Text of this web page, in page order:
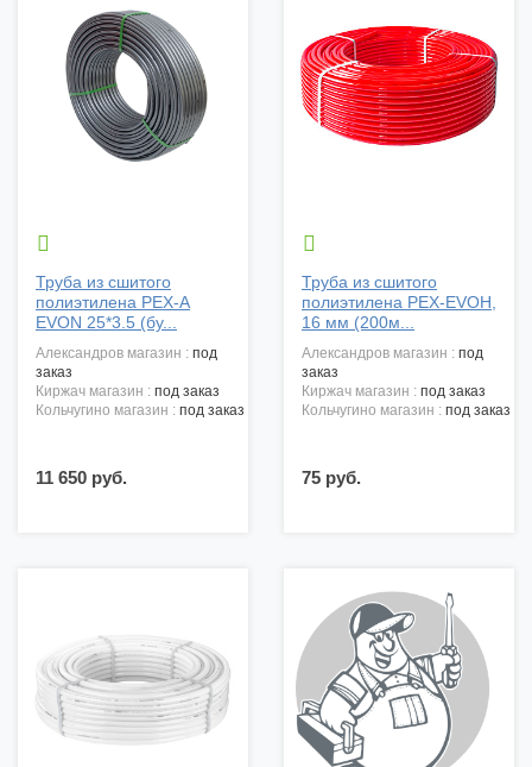

Труба из сшитого
полиэтилена PEX-A
EVON 25*3.5 (бу...
александров магазин : под
заказ
киржач магазин : под заказ
кольчугино магазин : под заказ
11 650 руб.

Труба из сшитого
полиэтилена PEX-EVOH,
16 мм (200м...
александров магазин : под
заказ
киржач магазин : под заказ
кольчугино магазин : под заказ
75 руб.